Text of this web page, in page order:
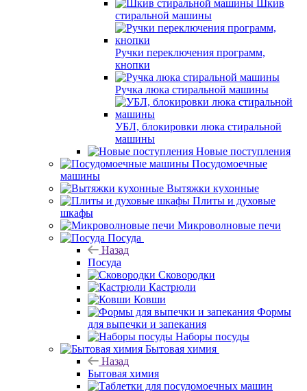
Шкив
стиральной машины
Ручки переключения программ,
кнопки
Ручка люка стиральной машины
УБЛ, блокировки люка стиральной
машины
Новые поступления
Посудомоечные
машины
Вытяжки кухонные
Плиты и духовые
шкафы
Микроволновые печи
Посуда
Назад
Посуда
Сковородки
Кастрюли
Ковши
Формы
для выпечки и запекания
Наборы посуды
Бытовая химия
Назад
Бытовая химия